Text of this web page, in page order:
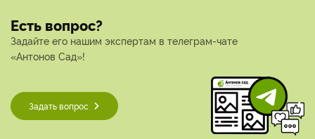
Есть вопрос?
Задайте его нашим экспертам в телеграм-чате
«Антонов Сад»!
Задать вопрос